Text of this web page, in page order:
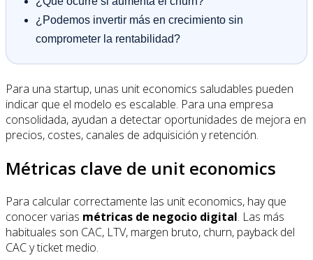
¿Podemos invertir más en crecimiento sin
comprometer la rentabilidad?
Para una startup, unas unit economics saludables pueden
indicar que el modelo es escalable. Para una empresa
consolidada, ayudan a detectar oportunidades de mejora en
precios, costes, canales de adquisición y retención.
Métricas clave de unit economics
Para calcular correctamente las unit economics, hay que
conocer varias métricas de negocio digital. Las más
habituales son CAC, LTV, margen bruto, churn, payback del
CAC y ticket medio.